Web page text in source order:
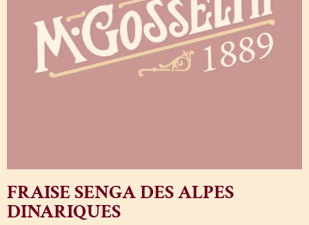
FRAISE SENGA DES ALPES
DINARIQUES